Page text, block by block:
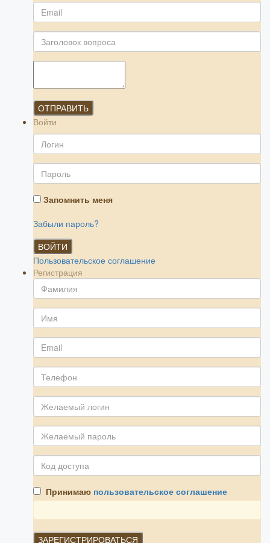
ОТПРАВИТЬ
Войти
Запомнить меня
Забыли пароль?
ВОЙТИ
Пользовательское соглашение
Регистрация
Принимаю пользовательское соглашение